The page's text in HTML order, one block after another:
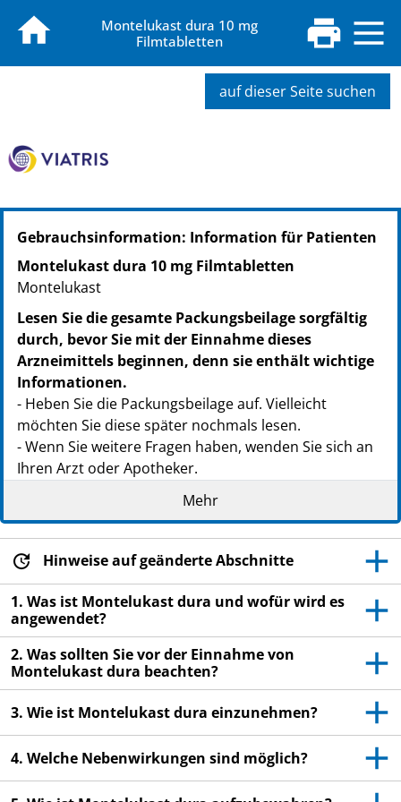
Montelukast dura 10 mg
Filmtabletten
auf dieser Seite suchen
Gebrauchsinformation: Information für Patienten
Montelukast dura 10 mg Filmtabletten
Montelukast
Lesen Sie die gesamte Packungsbeilage sorgfältig
durch, bevor Sie mit der Einnahme dieses
Arzneimittels beginnen, denn sie enthält wichtige
Informationen.
- Heben Sie die Packungsbeilage auf. Vielleicht
möchten Sie diese später nochmals lesen.
- Wenn Sie weitere Fragen haben, wenden Sie sich an
Ihren Arzt oder Apotheker.
- Dieses Arzneimittel wurde Ihnen persönlich
verschrieben. Geben Sie es nicht an Dritte weiter. Es
kann anderen Menschen schaden, auch wenn diese
die gleichen Beschwerden haben wie Sie.
Wenn Sie Nebenwirkungen bemerken, wenden Sie
sich an Ihren Arzt. Dies gilt auch für
Nebenwirkungen, die nicht in dieser
Packungsbeilage angegeben sind. Siehe
Abschnitt 4.
Mehr
Hinweise auf geänderte Abschnitte
1. Was ist Montelukast dura und wofür wird es
angewendet?
2. Was sollten Sie vor der Einnahme von
Montelukast dura beachten?
3. Wie ist Montelukast dura einzunehmen?
4. Welche Nebenwirkungen sind möglich?